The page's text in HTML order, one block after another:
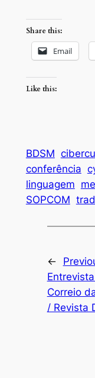
Share this:
Email
Like this:
BDSM
conferência
linguagem
SOPCOM
←
Correio
/ Revista